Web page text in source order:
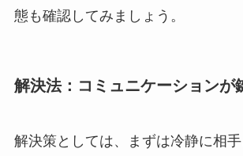
態も確認してみましょう。
解決法：コミュニケーションが
解決策としては、まずは冷静に相